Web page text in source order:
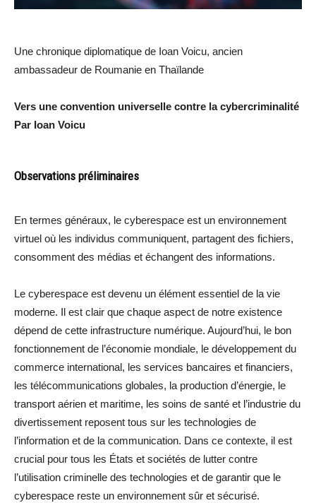
Une chronique diplomatique de Ioan Voicu, ancien
ambassadeur de Roumanie en Thaïlande
Vers une convention universelle contre la cybercriminalité
Par Ioan Voicu
Observations préliminaires
En termes généraux, le cyberespace est un environnement
virtuel où les individus communiquent, partagent des fichiers,
consomment des médias et échangent des informations.
Le cyberespace est devenu un élément essentiel de la vie
moderne. Il est clair que chaque aspect de notre existence
dépend de cette infrastructure numérique. Aujourd’hui, le bon
fonctionnement de l’économie mondiale, le développement du
commerce international, les services bancaires et financiers,
les télécommunications globales, la production d’énergie, le
transport aérien et maritime, les soins de santé et l’industrie du
divertissement reposent tous sur les technologies de
l’information et de la communication. Dans ce contexte, il est
crucial pour tous les États et sociétés de lutter contre
l’utilisation criminelle des technologies et de garantir que le
cyberespace reste un environnement sûr et sécurisé.